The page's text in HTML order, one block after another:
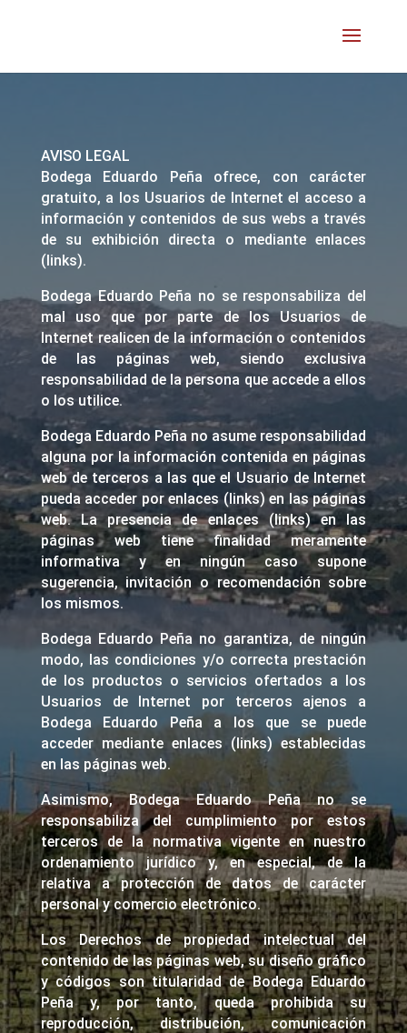
AVISO LEGAL
Bodega Eduardo Peña ofrece, con carácter
gratuito, a los Usuarios de Internet el acceso a
información y contenidos de sus webs a través
de su exhibición directa o mediante enlaces
(links).
Bodega Eduardo Peña no se responsabiliza del
mal uso que por parte de los Usuarios de
Internet realicen de la información o contenidos
de las páginas web, siendo exclusiva
responsabilidad de la persona que accede a ellos
o los utilice.
Bodega Eduardo Peña no asume responsabilidad
alguna por la información contenida en páginas
web de terceros a las que el Usuario de Internet
pueda acceder por enlaces (links) en las páginas
web. La presencia de enlaces (links) en las
páginas web tiene finalidad meramente
informativa y en ningún caso supone
sugerencia, invitación o recomendación sobre
los mismos.
Bodega Eduardo Peña no garantiza, de ningún
modo, las condiciones y/o correcta prestación
de los productos o servicios ofertados a los
Usuarios de Internet por terceros ajenos a
Bodega Eduardo Peña a los que se puede
acceder mediante enlaces (links) establecidas
en las páginas web.
Asimismo, Bodega Eduardo Peña no se
responsabiliza del cumplimiento por estos
terceros de la normativa vigente en nuestro
ordenamiento jurídico y, en especial, de la
relativa a protección de datos de carácter
personal y comercio electrónico.
Los Derechos de propiedad intelectual del
contenido de las páginas web, su diseño gráfico
y códigos son titularidad de Bodega Eduardo
Peña y, por tanto, queda prohibida su
reproducción, distribución, comunicación